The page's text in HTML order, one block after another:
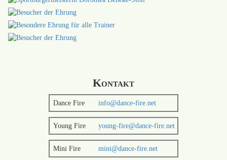
Kontakt
Dance Fire info@dance-fire.net
Young Fire young-fire@dance-fire.net
Mini Fire mini@dance-fire.net